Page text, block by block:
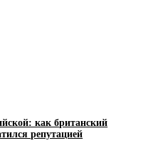
как британский
репутацией